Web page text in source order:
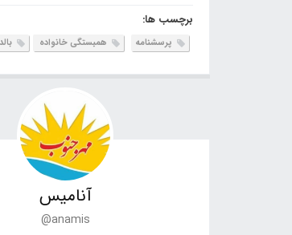
برچسب ها:
پرسشنامه همبستگی خانواده
آنامیس
@anamis